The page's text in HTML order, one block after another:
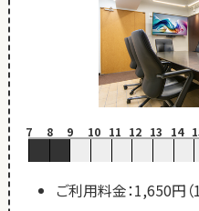
7 8 9 10 11 12 13 14
ご利用料金：1,650円（